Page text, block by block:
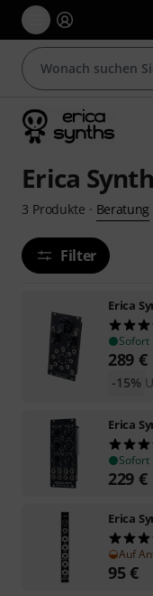
Erica
3 Produkte · Beratung
Filter
Erica
289 €
-15%
Erica
229 €
Erica
Auf
95€